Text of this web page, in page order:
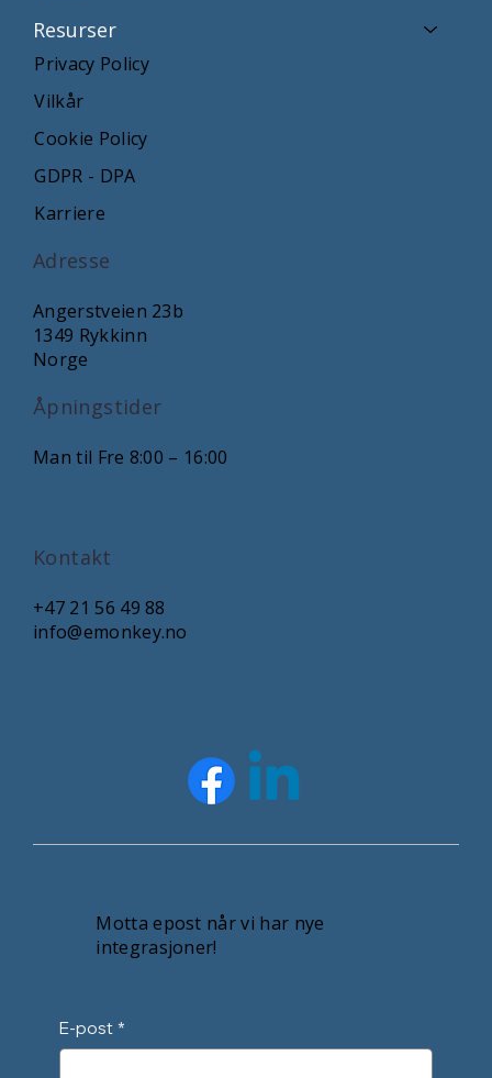
Privacy Policy
Resurser
Vilkår
Cookie Policy
GDPR - DPA
Karriere
Adresse
Angerstveien 23b
1349 Rykkinn
Norge
Åpningstider
Man til Fre 8:00 – 16:00
Kontakt
+47 21 56 49 88
info@emonkey.no
Motta epost når vi har nye
integrasjoner!
E-post *